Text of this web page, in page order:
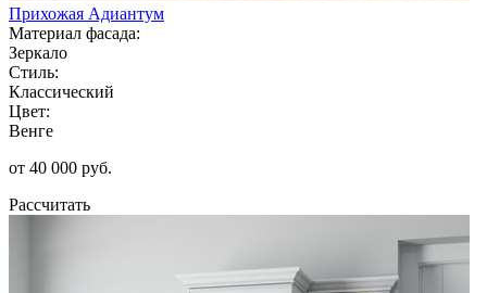
Прихожая Адиантум
Материал фасада:
Зеркало
Стиль:
Классический
Цвет:
Венге
от 40 000 руб.
Рассчитать